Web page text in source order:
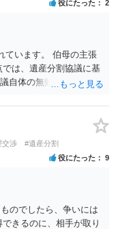
役にたった 2
ています。 伯母の主張
は、遺産分割協議に基
自体の無効を裁判所が
様の認知能力に関する
力が否定される可能性
っていること ・御祖母
あったかの立証が困難
効力が否定される可能
に高い）ということが
交渉 #遺産分割
役にたった 9
のでしたら、争いには
きるのに、相手が取り